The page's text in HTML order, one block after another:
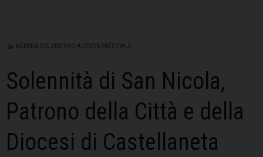
AGENDA DEL VESCOVO AGENDA PASTORALE
Solennità di San Nicola,
Patrono della Città e della
Diocesi di Castellaneta